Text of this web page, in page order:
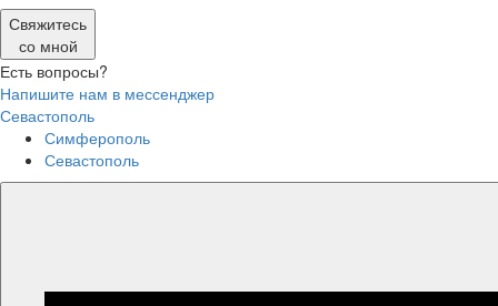
Свяжитесь
со мной
Есть вопросы?
Напишите нам в мессенджер
Севастополь
Симферополь
Севастополь